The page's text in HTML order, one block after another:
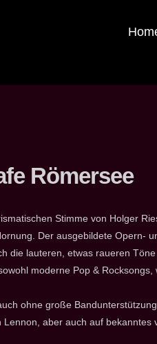
Römersee
Stimme von Holger
Der ausgebildete Opern-
die lauteren, etwas raueren Töne
moderne Pop & Rocksongs,
ohne große
aber auch auf bekanntes